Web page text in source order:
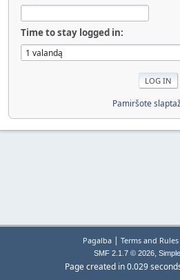
Time to stay logged in:
Pamiršote
Pagalba | Terms and Rules
SMF 2.1.7 © 2026,
Page created in 0.029